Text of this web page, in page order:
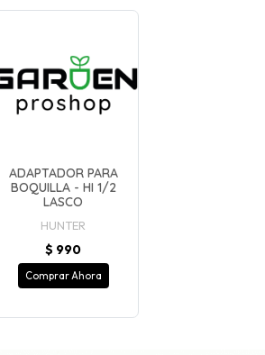
ADAPTADOR PARA
BOQUILLA - HI 1/2
LASCO
HUNTER
$ 990
Comprar Ahora